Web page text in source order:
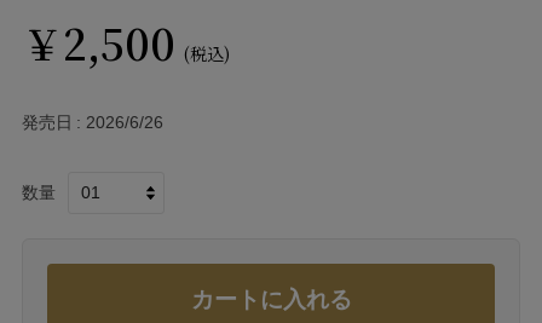
￥2,500 (税込)
発売日 2026/6/26
数量
カートに入れる